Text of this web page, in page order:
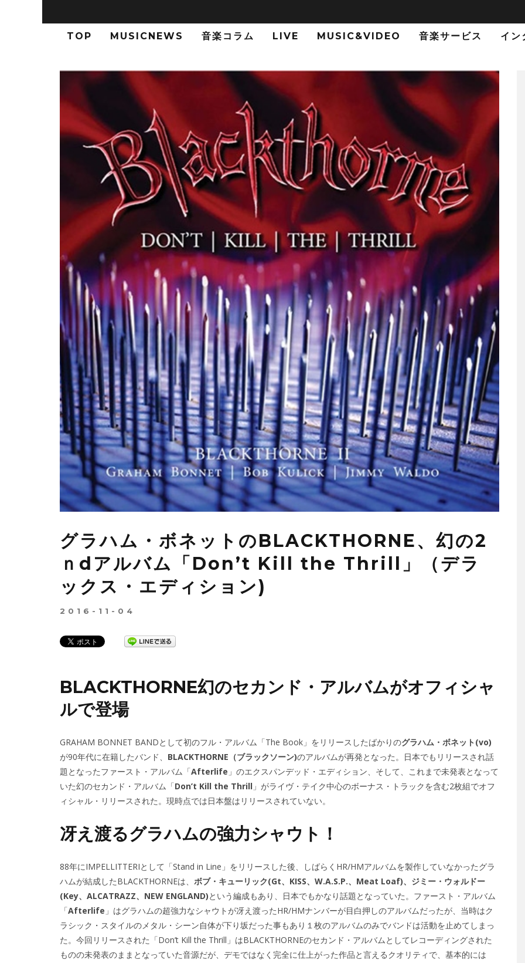
TOP MUSICNEWS 音楽コラム LIVE MUSIC&VIDEO 音楽サービス イン
グラハム・ボネットのBLACKTHORNE、幻の2
ｎdアルバム「Don’t Kill the Thrill」（デラ
ックス・エディション)
2016-11-04
BLACKTHORNE幻のセカンド・アルバムがオフィシャ
ルで登場
GRAHAM BONNET BANDとして初のフル・アルバム「The Book」をリリースしたばかりのグラハム・ボネット(vo)
が90年代に在籍したバンド、 BLACKTHORNE（ブラックソーン)のアルバムが再発となった。日本でもリリースされ話
題となったファースト・アルバム「Afterlife 」のエクスパンデッド・エディション、そして、これまで未発表となって
いた幻のセカンド・アルバム「Don’t Kill the Thrill 」がライヴ・テイク中心のボーナス・トラックを含む2枚組でオフ
ィシャル・リリースされた。現時点では日本盤はリリースされていない。
冴え渡るグラハムの強力シャウト！
88年にIMPELLITTERIとして「Stand in Line」をリリースした後、しばらくHR/HMアルバムを製作していなかったグラ
ハムが結成したBLACKTHORNEは、 ボブ・キューリック(Gt、KISS、W.A.S.P.、Meat Loaf)、ジミー・ウォルドー
(Key、ALCATRAZZ、NEW ENGLAND)という編成もあり、日本でもかなり話題となっていた。ファースト・アルバム
「Afterlife 」はグラハムの超強力なシャウトが冴え渡ったHR/HMナンバーが目白押しのアルバムだったが、当時はク
ラシック・スタイルのメタル・シーン自体が下り坂だった事もあり１枚のアルバムのみでバンドは活動を止めてしまっ
た。今回リリースされた「Don’t Kill the Thrill」はBLACKTHORNEのセカンド・アルバムとしてレコーディングされた
ものの未発表のままとなっていた音源だが、デモではなく完全に仕上がった作品と言えるクオリティで、基本的には